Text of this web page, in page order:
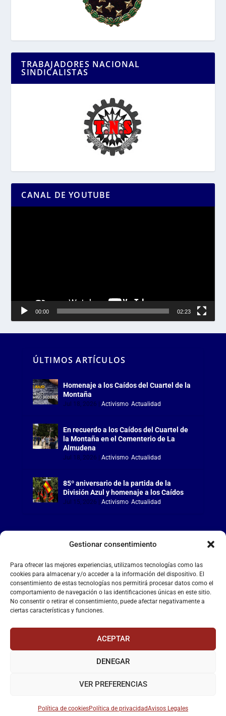
Gestionar consentimiento
Para ofrecer las mejores experiencias, utilizamos tecnologías como las
cookies para almacenar y/o acceder a la información del dispositivo. El
consentimiento de estas tecnologías nos permitirá procesar datos como el
comportamiento de navegación o las identificaciones únicas en este sitio.
No consentir o retirar el consentimiento, puede afectar negativamente a
ciertas características y funciones.
ACEPTAR
DENEGAR
VER PREFERENCIAS
Política de cookiesPolítica de privacidadAvisos Legales
TRABAJADORES NACIONAL
SINDICALISTAS
CANAL DE YOUTUBE
00:00 02:23
ÚLTIMOS ARTÍCULOS
Homenaje a los Caídos del Cuartel de la
Montaña
Jul 18, 2026 Activismo, Actualidad
En recuerdo a los Caídos del Cuartel de
la Montaña en el Cementerio de La
Almudena
Jul 18, 2026 Activismo, Actualidad
85º aniversario de la partida de la
División Azul y homenaje a los Caídos
Jul 15, 2026 Activismo, Actualidad
LA FALANGE
Reproductor
de
vídeo